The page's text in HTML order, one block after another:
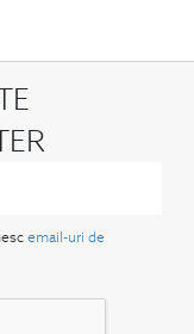
email-uri de